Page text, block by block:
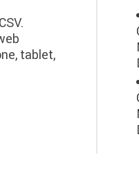
tablet,